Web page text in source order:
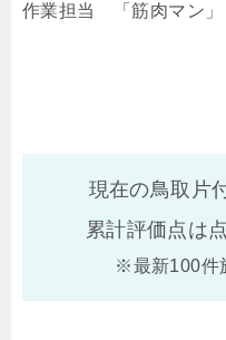
作業担当 「筋肉マン
現在の鳥取片
累計評価点は
※最新100件